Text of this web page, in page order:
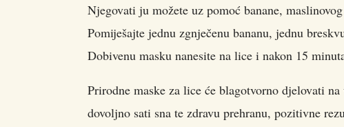
Njegovati ju možete uz pomoć banane,
Pomiješajte jednu zgnječenu bananu, jednu
Dobivenu masku nanesite na lice i nakon 15
Prirodne maske za lice će blagotvorno djelovati
dovoljno sati sna te zdravu prehranu, pozitivne